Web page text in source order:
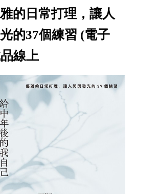
的日常打理，讓人
的37個練習 (電子
線上